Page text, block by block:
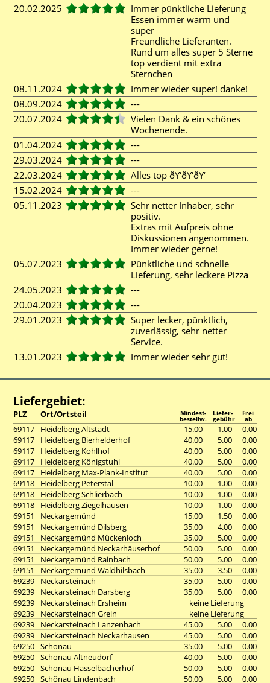
20.02.2025
Immer pünktliche Lieferung
Essen immer warm und
super
Freundliche Lieferanten.
Rund um alles super 5 Sterne
top verdient mit extra
Sternchen
08.11.2024
Immer wieder super! danke!
08.09.2024
---
20.07.2024
Vielen Dank & ein schönes
Wochenende.
01.04.2024
---
29.03.2024
---
22.03.2024
Alles top ðŸ‘ðŸ‘ðŸ‘
15.02.2024
---
05.11.2023
Sehr netter Inhaber, sehr
positiv.
Extras mit Aufpreis ohne
Diskussionen angenommen.
Immer wieder gerne!
05.07.2023
Pünktliche und schnelle
Lieferung, sehr leckere Pizza
24.05.2023
---
20.04.2023
---
29.01.2023
Super lecker, pünktlich,
zuverlässig, sehr netter
Service.
13.01.2023
Immer wieder sehr gut!
Liefergebiet:
PLZ Ort/Ortsteil Mindest-
bestellw.
Liefer-
gebühr
Frei
ab
69117 Heidelberg Altstadt 15.00 1.00
0.00
69117
Heidelberg Bierhelderhof 40.00 5.00
0.00
69117
Heidelberg Kohlhof 40.00 5.00
0.00
69117
Heidelberg Königstuhl 40.00 5.00
0.00
69117
Heidelberg Max-Plank-Institut 40.00 5.00
0.00
69118
Heidelberg Peterstal 10.00 1.00
0.00
69118
Heidelberg Schlierbach 10.00 1.00
0.00
69118
Heidelberg Ziegelhausen 10.00 1.00
0.00
69151
Neckargemünd 15.00 1.50
0.00
69151
Neckargemünd Dilsberg 35.00 4.00
0.00
69151
Neckargemünd Mückenloch 35.00 5.00
0.00
69151
Neckargemünd Neckarhäuserhof 50.00 5.00
0.00
69151
Neckargemünd Rainbach 50.00 5.00
0.00
69151
Neckargemünd Waldhilsbach 35.00 3.50
0.00
69239
Neckarsteinach 35.00 5.00
0.00
69239
Neckarsteinach Darsberg 35.00 5.00
0.00
69239
Neckarsteinach Ersheim
keine Lieferung
69239
Neckarsteinach Grein
keine Lieferung
69239
Neckarsteinach Lanzenbach 45.00 5.00
0.00
69239
Neckarsteinach Neckarhausen 45.00 5.00
0.00
69250 Schönau 35.00 5.00
0.00
69250 Schönau Altneudorf 40.00 5.00
0.00
69250 Schönau Hasselbacherhof 50.00 5.00
0.00
69250 Schönau Lindenbach 50.00 5.00 0.00